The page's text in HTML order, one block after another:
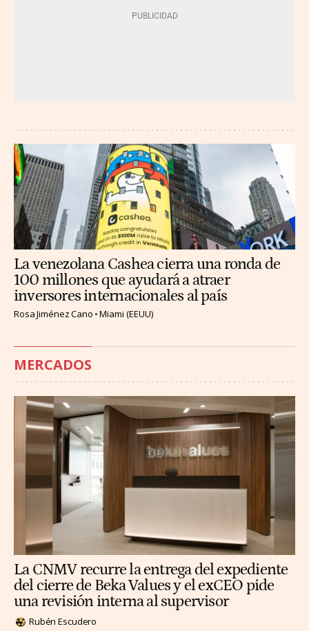
La venezolana Cashea cierra una ronda de
100 millones que ayudará a atraer
inversores internacionales al país
Rosa Jiménez Cano Miami (EEUU)
MERCADOS
La CNMV recurre la entrega del expediente
del cierre de Beka Values y el exCEO pide
una revisión interna al supervisor
Rubén Escudero